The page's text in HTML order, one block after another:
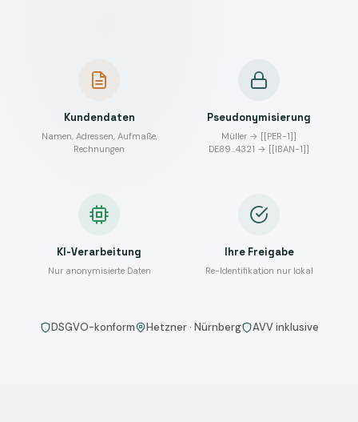
Kundendaten
Namen, Adressen, Aufmaße,
Rechnungen
Pseudonymisierung
Müller → [[PER-1]]
DE89…4321 → [[IBAN-1]]
KI-Verarbeitung
Nur anonymisierte Daten
Ihre Freigabe
Re-Identifikation nur lokal
DSGVO-konform Hetzner · Nürnberg AVV inklusive